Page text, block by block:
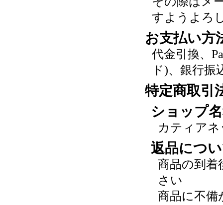
すようよろ
お支払い方
代金引換、
ド)、銀行振
特定商取引
ショップ
カティア
返品につ
商品の到着
さい
商品に不備